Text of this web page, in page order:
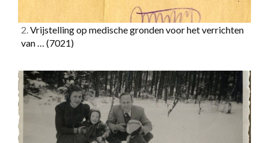
2.Vrijstelling op medische gronden voor het verrichten
van … (7021)